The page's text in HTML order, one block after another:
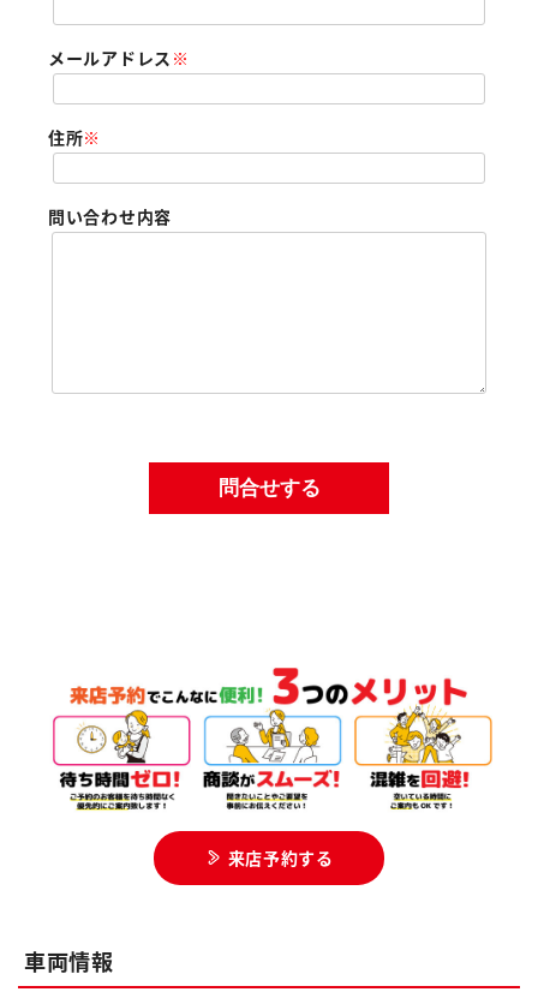
メールアドレス ※
住所※
問い合わせ内容
来店予約する
車両情報